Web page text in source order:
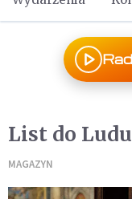
List do
MAGAZYN